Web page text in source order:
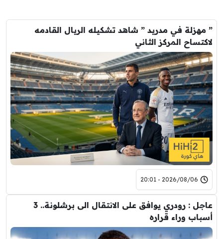
” مهزلة في مدريد ” شاهد تشكيله الريال القادمه
لاكتساح المركز الثاني
2026/08/06 - 20:01
عاجل : رودري يوافق على الانتقال الى برشلونة.. 3
أسباب وراء قراره